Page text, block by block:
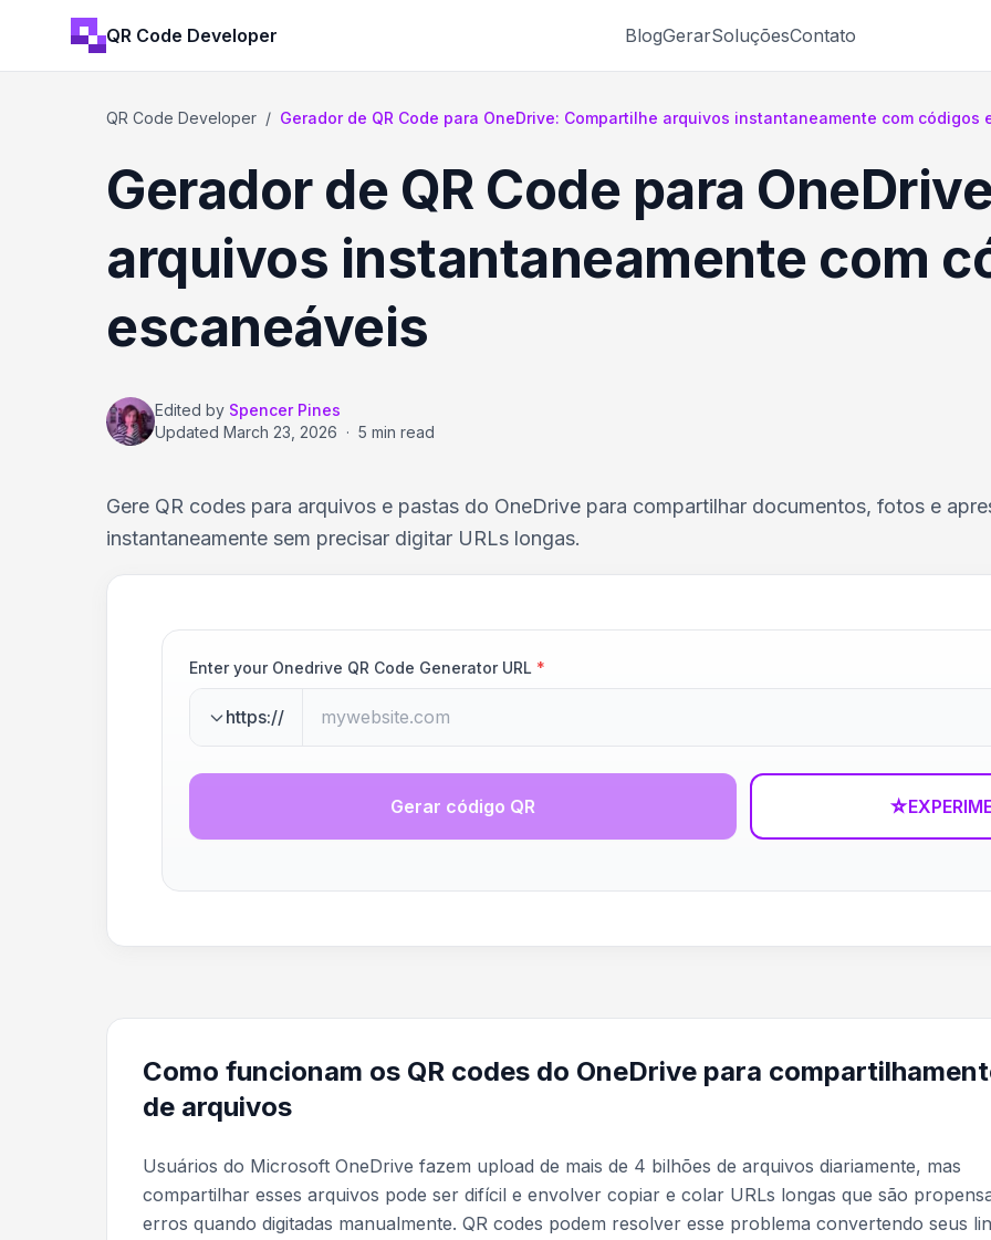
QR Code Developer BlogGerarSoluçõesContato
QR Code Developer / Gerador de QR Code para OneDrive: Compartilhe arquivos instantaneamente com códigos
Gerador de QR Code para
arquivos instantaneamente com
escaneáveis
Edited by Spencer Pines
Updated March 23, 2026 · 5 min read
Gere QR codes para arquivos e pastas do OneDrive para compartilhar documentos, fotos e
instantaneamente sem precisar digitar URLs longas.
Enter your Onedrive QR Code Generator URL *
https://
Gerar código QR ☆
Como funcionam os QR codes do OneDrive para
de arquivos
Usuários do Microsoft OneDrive fazem upload de mais de 4 bilhões de arquivos diariamente, mas
compartilhar esses arquivos pode ser difícil e envolver copiar e colar URLs longas que são
erros quando digitadas manualmente. QR codes podem resolver esse problema convertendo seus